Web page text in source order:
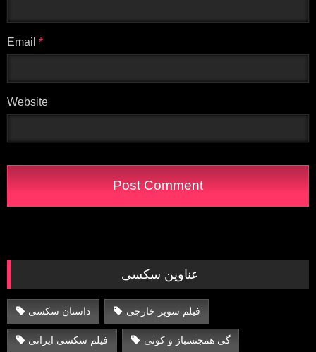
Email *
Website
عناوین سکسی
داستان سکسی فیلم سوپر خارجی
فیلم سکسی ایرانی گی همجنسباز و کونی